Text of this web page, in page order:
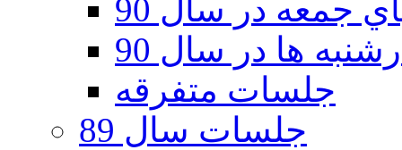
جمعه در سال 90
ها در سال 90
جلسات متفرقه
جلسات سال 89